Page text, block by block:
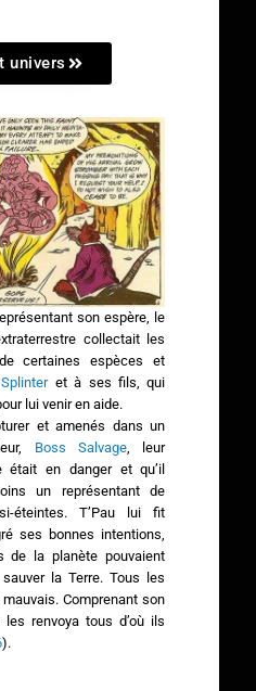
univers
son espère, le
collectait les
certaines espèces et
Splinteret à ses fils, qui
lui venir en aide.
et amenés dans un
Boss Salvage , leur
était en danger et qu’il
un représentant de
éteintes. T’Pau lui fit
ses bonnes intentions,
de la planète pouvaient
la Terre. Tous les
Comprenant son
renvoya tous d’où ils
).